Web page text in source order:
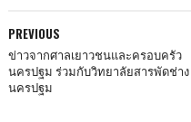
PREVIOUS
ข่าวจากศาลเยาวชนและครอบครัว
นครปฐม ร่วมกับวิทยาลัยสารพัดช่าง
นครปฐม